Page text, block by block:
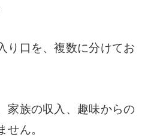
り口を、複数に分けてお
家族の収入、趣味からの
せん。